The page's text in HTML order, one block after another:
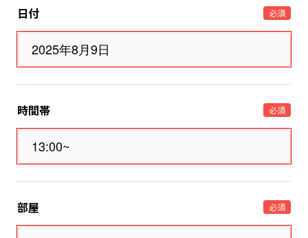
日付 必須
時間帯 必須
部屋 必須